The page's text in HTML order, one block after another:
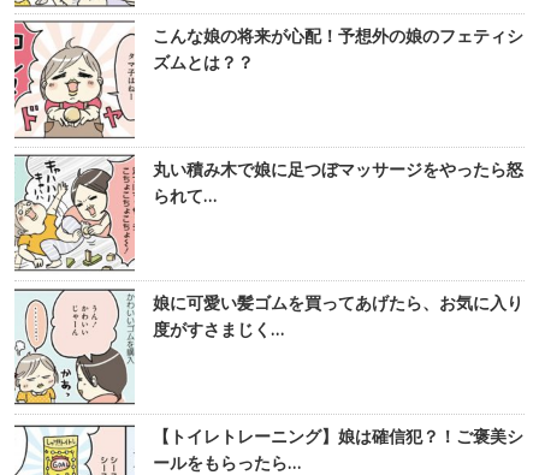
こんな娘の将来が心配！予想外の娘のフェティシ
ズムとは？？
丸い積み木で娘に足つぼマッサージをやったら怒
られて…
娘に可愛い髪ゴムを買ってあげたら、お気に入り
度がすさまじく…
【トイレトレーニング】娘は確信犯？！ご褒美シ
ールをもらったら…